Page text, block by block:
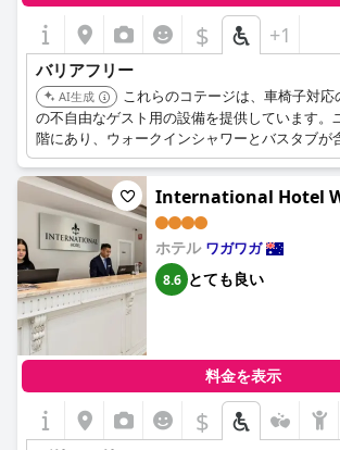
$ +1
バリアフリー
AI生成
これらのコテージは、車椅子対
の不自由なゲスト用の設備を提供しています。
階にあり、ウォークインシャワーとバスタブが
International Hotel
ホテル ワガワガ
8.6 とても良い
料金を表示
$